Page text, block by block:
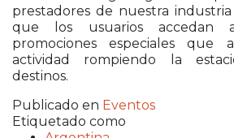
prestadores de nuestra
que los usuarios accedan
promociones especiales que
actividad rompiendo la
destinos.
Publicado en Eventos
Etiquetado como